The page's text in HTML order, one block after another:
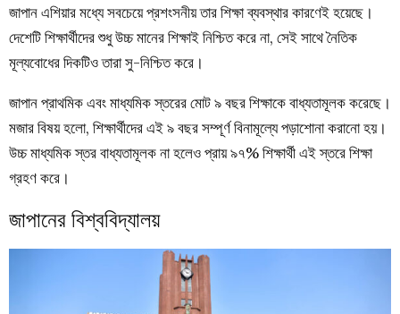
জাপান এশিয়ার মধ্যে সবচেয়ে প্রশংসনীয় তার শিক্ষা ব্যবস্থার কারণেই হয়েছে।
দেশেটি শিক্ষার্থীদের শুধু উচ্চ মানের শিক্ষাই নিশ্চিত করে না, সেই সাথে নৈতিক
মূল্যবোধের দিকটিও তারা সু-নিশ্চিত করে।
জাপান প্রাথমিক এবং মাধ্যমিক স্তরের মোট ৯ বছর শিক্ষাকে বাধ্যতামূলক করেছে।
মজার বিষয় হলো, শিক্ষার্থীদের এই ৯ বছর সম্পূর্ণ বিনামূল্যে পড়াশোনা করানো হয়।
উচ্চ মাধ্যমিক স্তর বাধ্যতামূলক না হলেও প্রায় ৯৭% শিক্ষার্থী এই স্তরে শিক্ষা
গ্রহণ করে।
জাপানের বিশ্ববিদ্যালয়